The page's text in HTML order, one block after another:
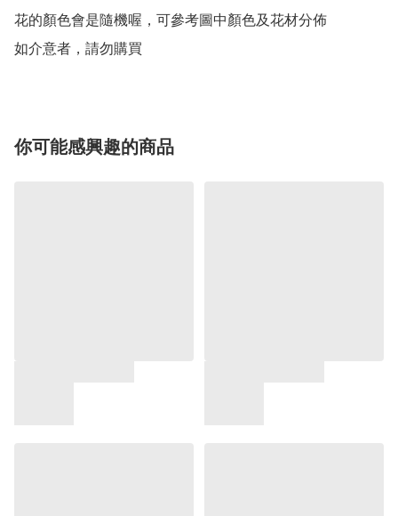
花的顏色會是隨機喔，可參考圖中顏色及花材分佈
如介意者，請勿購買
你可能感興趣的商品